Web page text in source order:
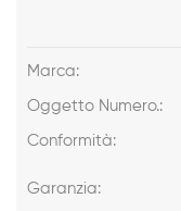
Marca:
Oggetto Numero.:
Conformità:
Garanzia: